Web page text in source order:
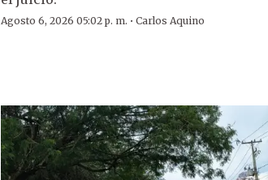
Agosto 6, 2026 05:02 p. m. ·Carlos Aquino